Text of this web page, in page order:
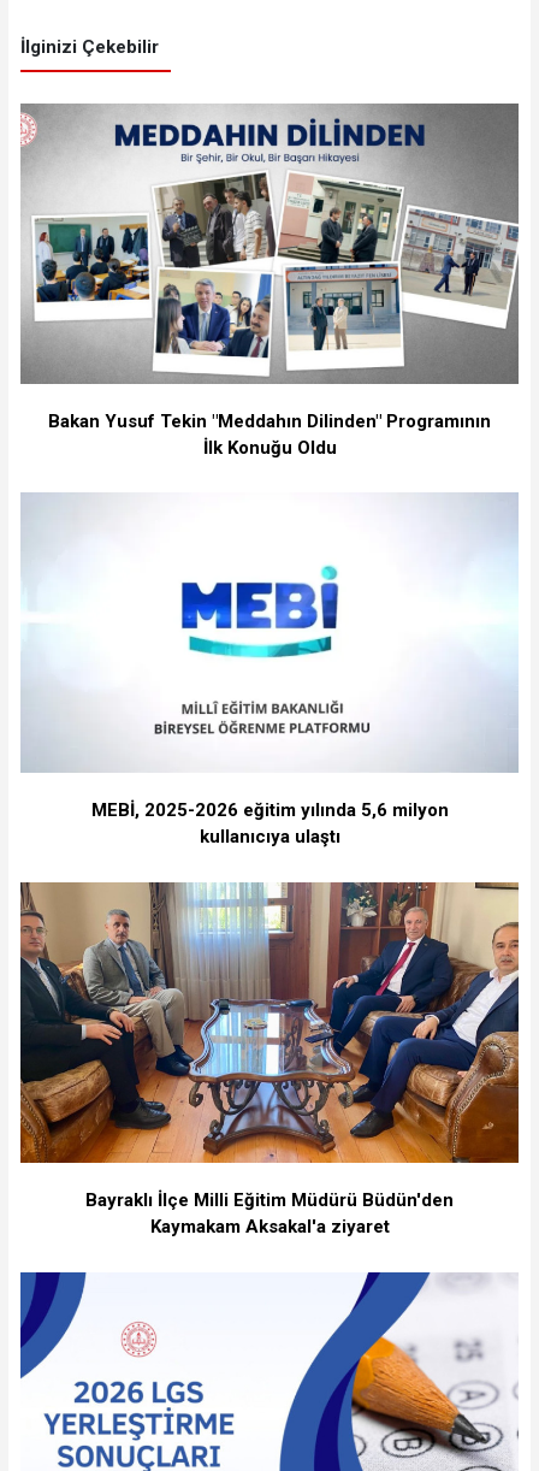
İlginizi Çekebilir
Bakan Yusuf Tekin "Meddahın Dilinden" Programının
İlk Konuğu Oldu
MEBİ, 2025-2026 eğitim yılında 5,6 milyon
kullanıcıya ulaştı
Bayraklı İlçe Milli Eğitim Müdürü Büdün'den
Kaymakam Aksakal'a ziyaret